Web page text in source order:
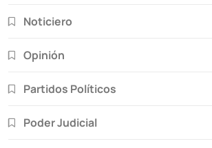
Noticiero
Opinión
Partidos Políticos
Poder Judicial